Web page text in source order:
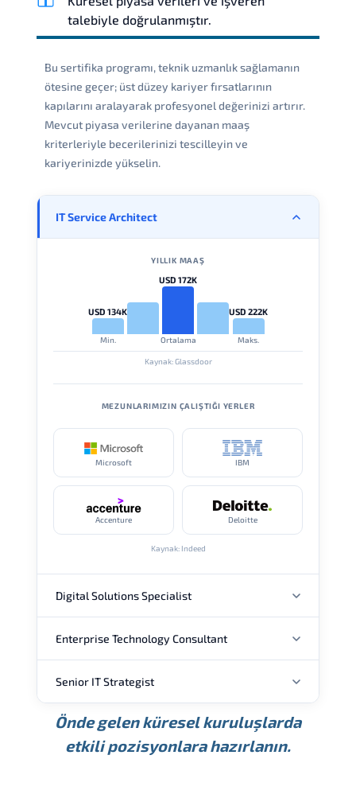
talebiyle doğrulanmıştır.
Bu sertifika programı, teknik uzmanlık sağlamanın
ötesine geçer; üst düzey kariyer fırsatlarının
kapılarını aralayarak profesyonel değerinizi artırır.
Mevcut piyasa verilerine dayanan maaş
kriterleriyle becerilerinizi tescilleyin ve
kariyerinizde yükselin.
IT Service Architect
YILLIK MAAŞ
USD 134K
Min.
USD 172K
Ortalama
USD 222K
Maks.
Kaynak: Glassdoor
MEZUNLARIMIZIN ÇALIŞTIĞI YERLER
Microsoft IBM
Accenture Deloitte
Kaynak: Indeed
Digital Solutions Specialist
YILLIK MAAŞ
USD 89K
Min.
USD 117K
Ortalama
USD 157K
Maks.
Kaynak: Glassdoor
Enterprise Technology Consultant
YILLIK MAAŞ
USD 157K USD 203K USD 268K
Senior IT Strategist
YILLIK MAAŞ
Önde gelen küresel kuruluşlarda
etkili pozisyonlara hazırlanın.